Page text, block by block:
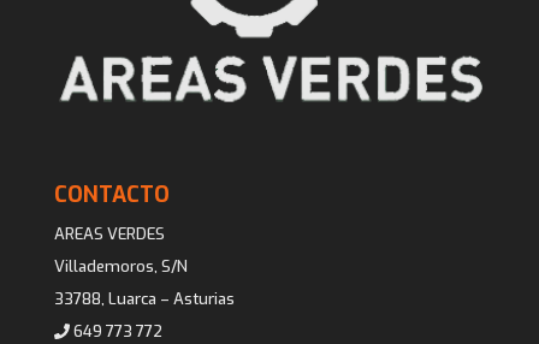
CONTACTO
AREAS VERDES
Villademoros, S/N
33788, Luarca – Asturias
649 773 772